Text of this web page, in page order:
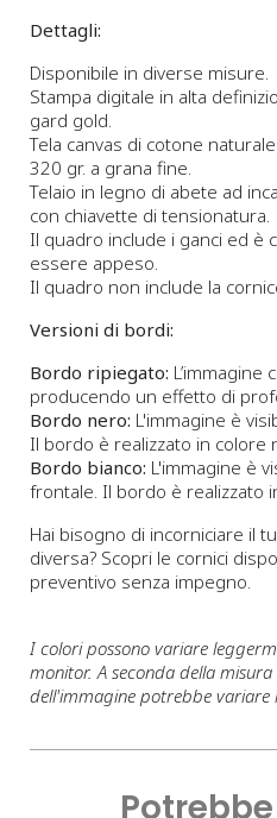
Dettagli:
Disponibile in diverse misure.
Stampa digitale in alta
gard gold.
Tela canvas di cotone
320 gr. a grana fine.
Telaio in legno di abete ad
con chiavette di tensionatura.
Il quadro include i ganci ed è
essere appeso.
Il quadro non include la
Versioni di bordi:
Bordo ripiegato:
producendo un effetto di
Bordo nero: L'immagine è
Il bordo è realizzato in colore
Bordo bianco: L'immagine è
frontale. Il bordo è realizzato
Hai bisogno di incorniciare il
diversa? Scopri le cornici
preventivo senza impegno.
I colori possono variare
monitor. A seconda della
dell'immagine potrebbe variare